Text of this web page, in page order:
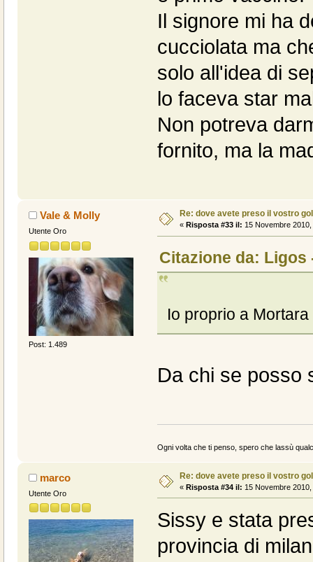
Il signore mi ha
cucciolata ma
solo all'idea di
lo faceva star
Non potreva
fornito, ma la
Vale & Molly
Utente Oro
Post: 1.489
Re: dove avete preso il vostro
« Risposta #33 il: 15 Novembre
Citazione da: Ligos
Io proprio a
Da chi se posso
Ogni volta che ti penso, spero che lassù
marco
Utente Oro
Re: dove avete preso il vostro
« Risposta #34 il: 15 Novembre
Sissy e stata
provincia di